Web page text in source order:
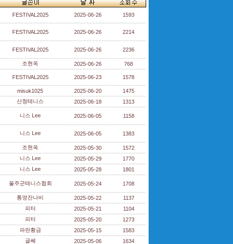
FESTIVAL2025 2025-06-26 1593
FESTIVAL2025 2025-06-26 2214
FESTIVAL2025 2025-06-26 2236
조현옥 2025-06-26 768
FESTIVAL2025 2025-06-23 1578
misuk1025 2025-06-20
1475
산청테니스 2025-06-18 1313
니스 Lee 2025-06-05 1158
니스 Lee 2025-06-05 1383
조현옥 2025-05-30
1572
니스 Lee 2025-05-29
1770
니스 Lee 2025-05-28 1801
울주군테니스협회 2025-05-24 1708
통영잔나비 2025-05-22
1137
피터 2025-05-21
1104
피터 2025-05-20
1273
파란황금 2025-05-15
1583
글쎄 2025-05-06 1634